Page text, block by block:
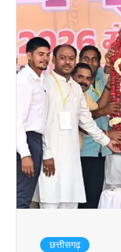
छत्तीसगढ़